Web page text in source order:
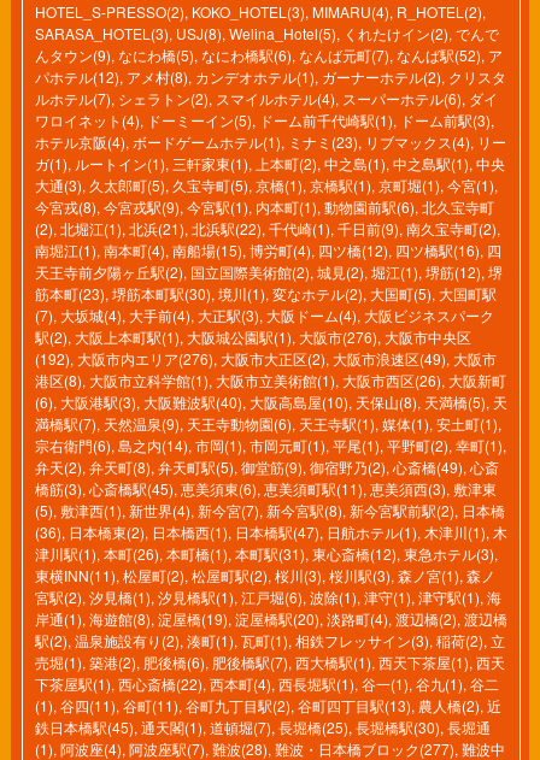
HOTEL_S-PRESSO(2), KOKO_HOTEL(3), MIMARU(4), R_HOTEL(2),
SARASA_HOTEL(3), USJ(8), Welina_Hotel(5), くれたけイン(2), でんで
んタウン(9), なにわ橋(5), なにわ橋駅(6), なんば元町(7), なんば駅(52), ア
パホテル(12), アメ村(8), カンデオホテル(1), ガーナーホテル(2), クリスタ
ルホテル(7), シェラトン(2), スマイルホテル(4), スーパーホテル(6), ダイ
ワロイネット(4), ドーミーイン(5), ドーム前千代崎駅(1), ドーム前駅(3),
ホテル京阪(4), ボードゲームホテル(1), ミナミ(23), リブマックス(4), リー
ガ(1), ルートイン(1), 三軒家東(1), 上本町(2), 中之島(1), 中之島駅(1), 中央
大通(3), 久太郎町(5), 久宝寺町(5), 京橋(1), 京橋駅(1), 京町堀(1), 今宮(1),
今宮戎(8), 今宮戎駅(9), 今宮駅(1), 内本町(1), 動物園前駅(6), 北久宝寺町
(2), 北堀江(1), 北浜(21), 北浜駅(22), 千代崎(1), 千日前(9), 南久宝寺町(2),
南堀江(1), 南本町(4), 南船場(15), 博労町(4), 四ツ橋(12), 四ツ橋駅(16), 四
天王寺前夕陽ヶ丘駅(2), 国立国際美術館(2), 城見(2), 堀江(1), 堺筋(12), 堺
筋本町(23), 堺筋本町駅(30), 境川(1), 変なホテル(2), 大国町(5), 大国町駅
(7), 大坂城(4), 大手前(4), 大正駅(3), 大阪ドーム(4), 大阪ビジネスパーク
駅(2), 大阪上本町駅(1), 大阪城公園駅(1), 大阪市(276), 大阪市中央区
(192), 大阪市内エリア(276), 大阪市大正区(2), 大阪市浪速区(49), 大阪市
港区(8), 大阪市立科学館(1), 大阪市立美術館(1), 大阪市西区(26), 大阪新町
(6), 大阪港駅(3), 大阪難波駅(40), 大阪高島屋(10), 天保山(8), 天満橋(5), 天
満橋駅(7), 天然温泉(9), 天王寺動物園(6), 天王寺駅(1), 媒体(1), 安土町(1),
宗右衛門(6), 島之内(14), 市岡(1), 市岡元町(1), 平尾(1), 平野町(2), 幸町(1),
弁天(2), 弁天町(8), 弁天町駅(5), 御堂筋(9), 御宿野乃(2), 心斎橋(49), 心斎
橋筋(3), 心斎橋駅(45), 恵美須東(6), 恵美須町駅(11), 恵美須西(3), 敷津東
(5), 敷津西(1), 新世界(4), 新今宮(7), 新今宮駅(8), 新今宮駅前駅(2), 日本橋
(36), 日本橋東(2), 日本橋西(1), 日本橋駅(47), 日航ホテル(1), 木津川(1), 木
津川駅(1), 本町(26), 本町橋(1), 本町駅(31), 東心斎橋(12), 東急ホテル(3),
東横INN(11), 松屋町(2), 松屋町駅(2), 桜川(3), 桜川駅(3), 森ノ宮(1), 森ノ
宮駅(2), 汐見橋(1), 汐見橋駅(1), 江戸堀(6), 波除(1), 津守(1), 津守駅(1), 海
岸通(1), 海遊館(8), 淀屋橋(19), 淀屋橋駅(20), 淡路町(4), 渡辺橋(2), 渡辺橋
駅(2), 温泉施設有り(2), 湊町(1), 瓦町(1), 相鉄フレッサイン(3), 稲荷(2), 立
売堀(1), 築港(2), 肥後橋(6), 肥後橋駅(7), 西大橋駅(1), 西天下茶屋(1), 西天
下茶屋駅(1), 西心斎橋(22), 西本町(4), 西長堀駅(1), 谷一(1), 谷九(1), 谷二
(1), 谷四(11), 谷町(11), 谷町九丁目駅(2), 谷町四丁目駅(13), 農人橋(2), 近
鉄日本橋駅(45), 通天閣(1), 道頓堀(7), 長堀橋(25), 長堀橋駅(30), 長堀通
(1), 阿波座(4), 阿波座駅(7), 難波(28), 難波・日本橋ブロック(277), 難波中